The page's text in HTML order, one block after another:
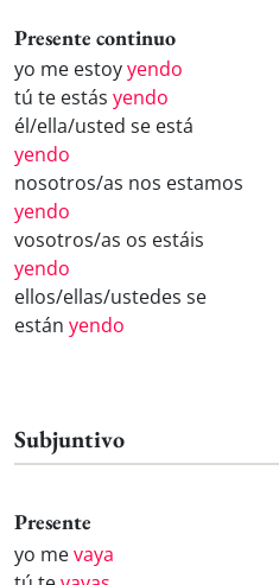
Presente continuo
yo me estoyyendo
tú te estás yendo
él/ella/usted se está
yendo
nosotros/as nos estamos
yendo
vosotros/as os estáis
yendo
ellos/ellas/ustedes se
están yendo
Subjuntivo
Presente
yo mevaya